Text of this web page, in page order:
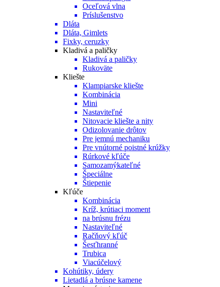
Oceľová vlna
Príslušenstvo
Dláta
Dláta, Gimlets
Fixky, ceruzky
Kladivá a paličky
Kladivá a paličky
Rukoväte
Kliešte
Klampiarske kliešte
Kombinácia
Mini
Nastaviteľné
Nitovacie kliešte a nity
Odizolovanie drôtov
Pre jemnú mechaniku
Pre vnútorné poistné krúžky
Rúrkové kľúče
Samozamýkateľné
Špeciálne
Štiepenie
Kľúče
Kombinácia
Kríž, krútiaci moment
na brúsnu frézu
Nastaviteľné
Račňový kľúč
Šesťhranné
Trubica
Viacúčelový
Kohútiky, údery
Lietadlá a brúsne kamene